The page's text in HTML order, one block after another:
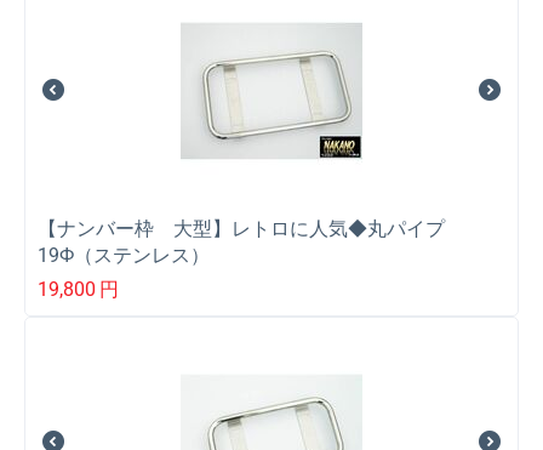
【ナンバー枠 大型】レトロに人気◆丸パイプ
19Ф（ステンレス）
19,800 円